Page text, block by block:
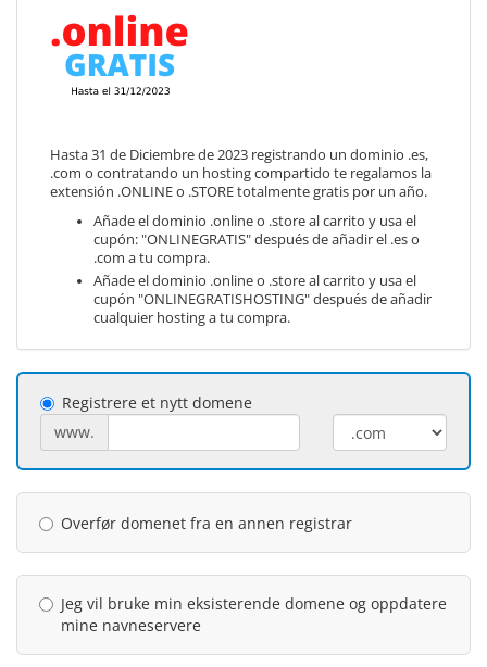
Hasta 31 de Diciembre de 2023 registrando un dominio .es,
.com o contratando un hosting compartido te regalamos la
extensión .ONLINE o .STORE totalmente gratis por un año.
Añade el dominio .online o .store al carrito y usa el
cupón: "ONLINEGRATIS" después de añadir el .es o
.com a tu compra.
Añade el dominio .online o .store al carrito y usa el
cupón "ONLINEGRATISHOSTING" después de añadir
cualquier hosting a tu compra.
Registrere et nytt domene
www.
Overfør domenet fra en annen registrar
Jeg vil bruke min eksisterende domene og oppdatere
mine navneservere